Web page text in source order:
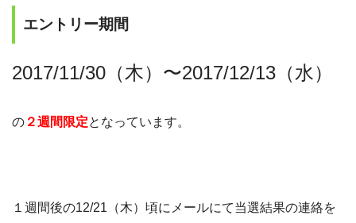
エントリー期間
2017/11/30（木）〜2017/12/13（水）
の ２週間限定となっています。
１週間後の12/21（木）頃にメールにて当選結果の連絡を